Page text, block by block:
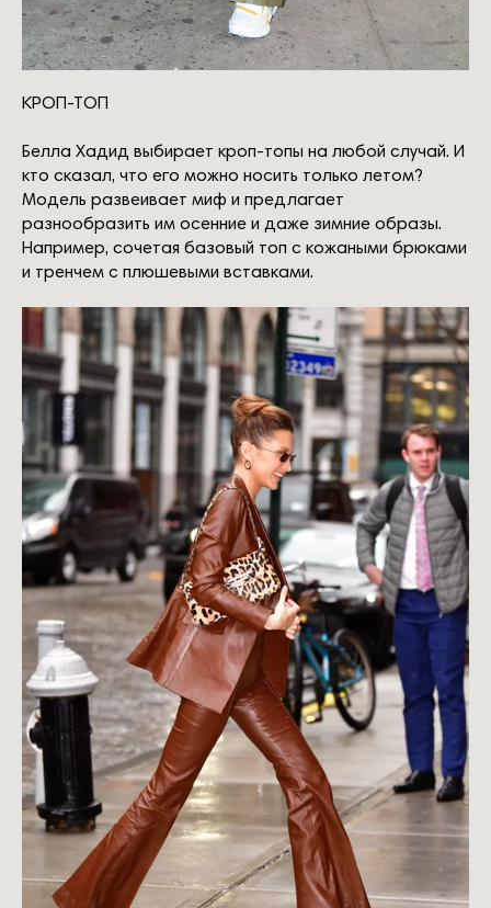
КРОП-ТОП
Белла Хадид выбирает кроп-топы на любой случай. И
кто сказал, что его можно носить только летом?
Модель развеивает миф и предлагает
разнообразить им осенние и даже зимние образы.
Например, сочетая базовый топ с кожаными брюками
и тренчем с плюшевыми вставками.